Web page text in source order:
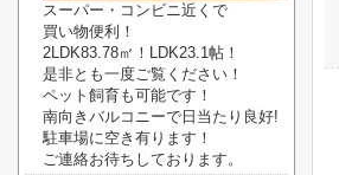
スーパー・コンビニ近くで
買い物便利！
2LDK83.78㎡！LDK23.1帖！
是非とも一度ご覧ください！
ペット飼育も可能です！
南向きバルコニーで日当たり良好!
駐車場に空き有ります！
ご連絡お待ちしております。